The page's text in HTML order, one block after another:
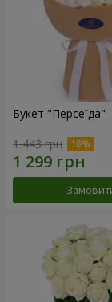
Букет "Персеїда"
1 443 грн